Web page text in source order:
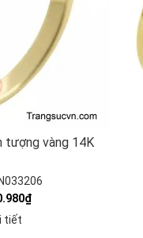
tượng vàng 14K
tiết